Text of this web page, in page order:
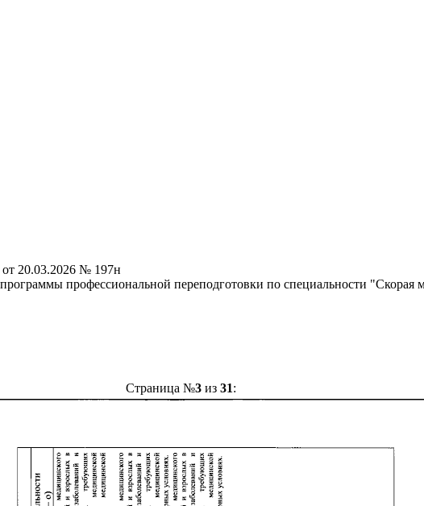
20.03.2026 № 197н
профессиональной переподготовки по специальности "Скорая
Страница №3из 31: